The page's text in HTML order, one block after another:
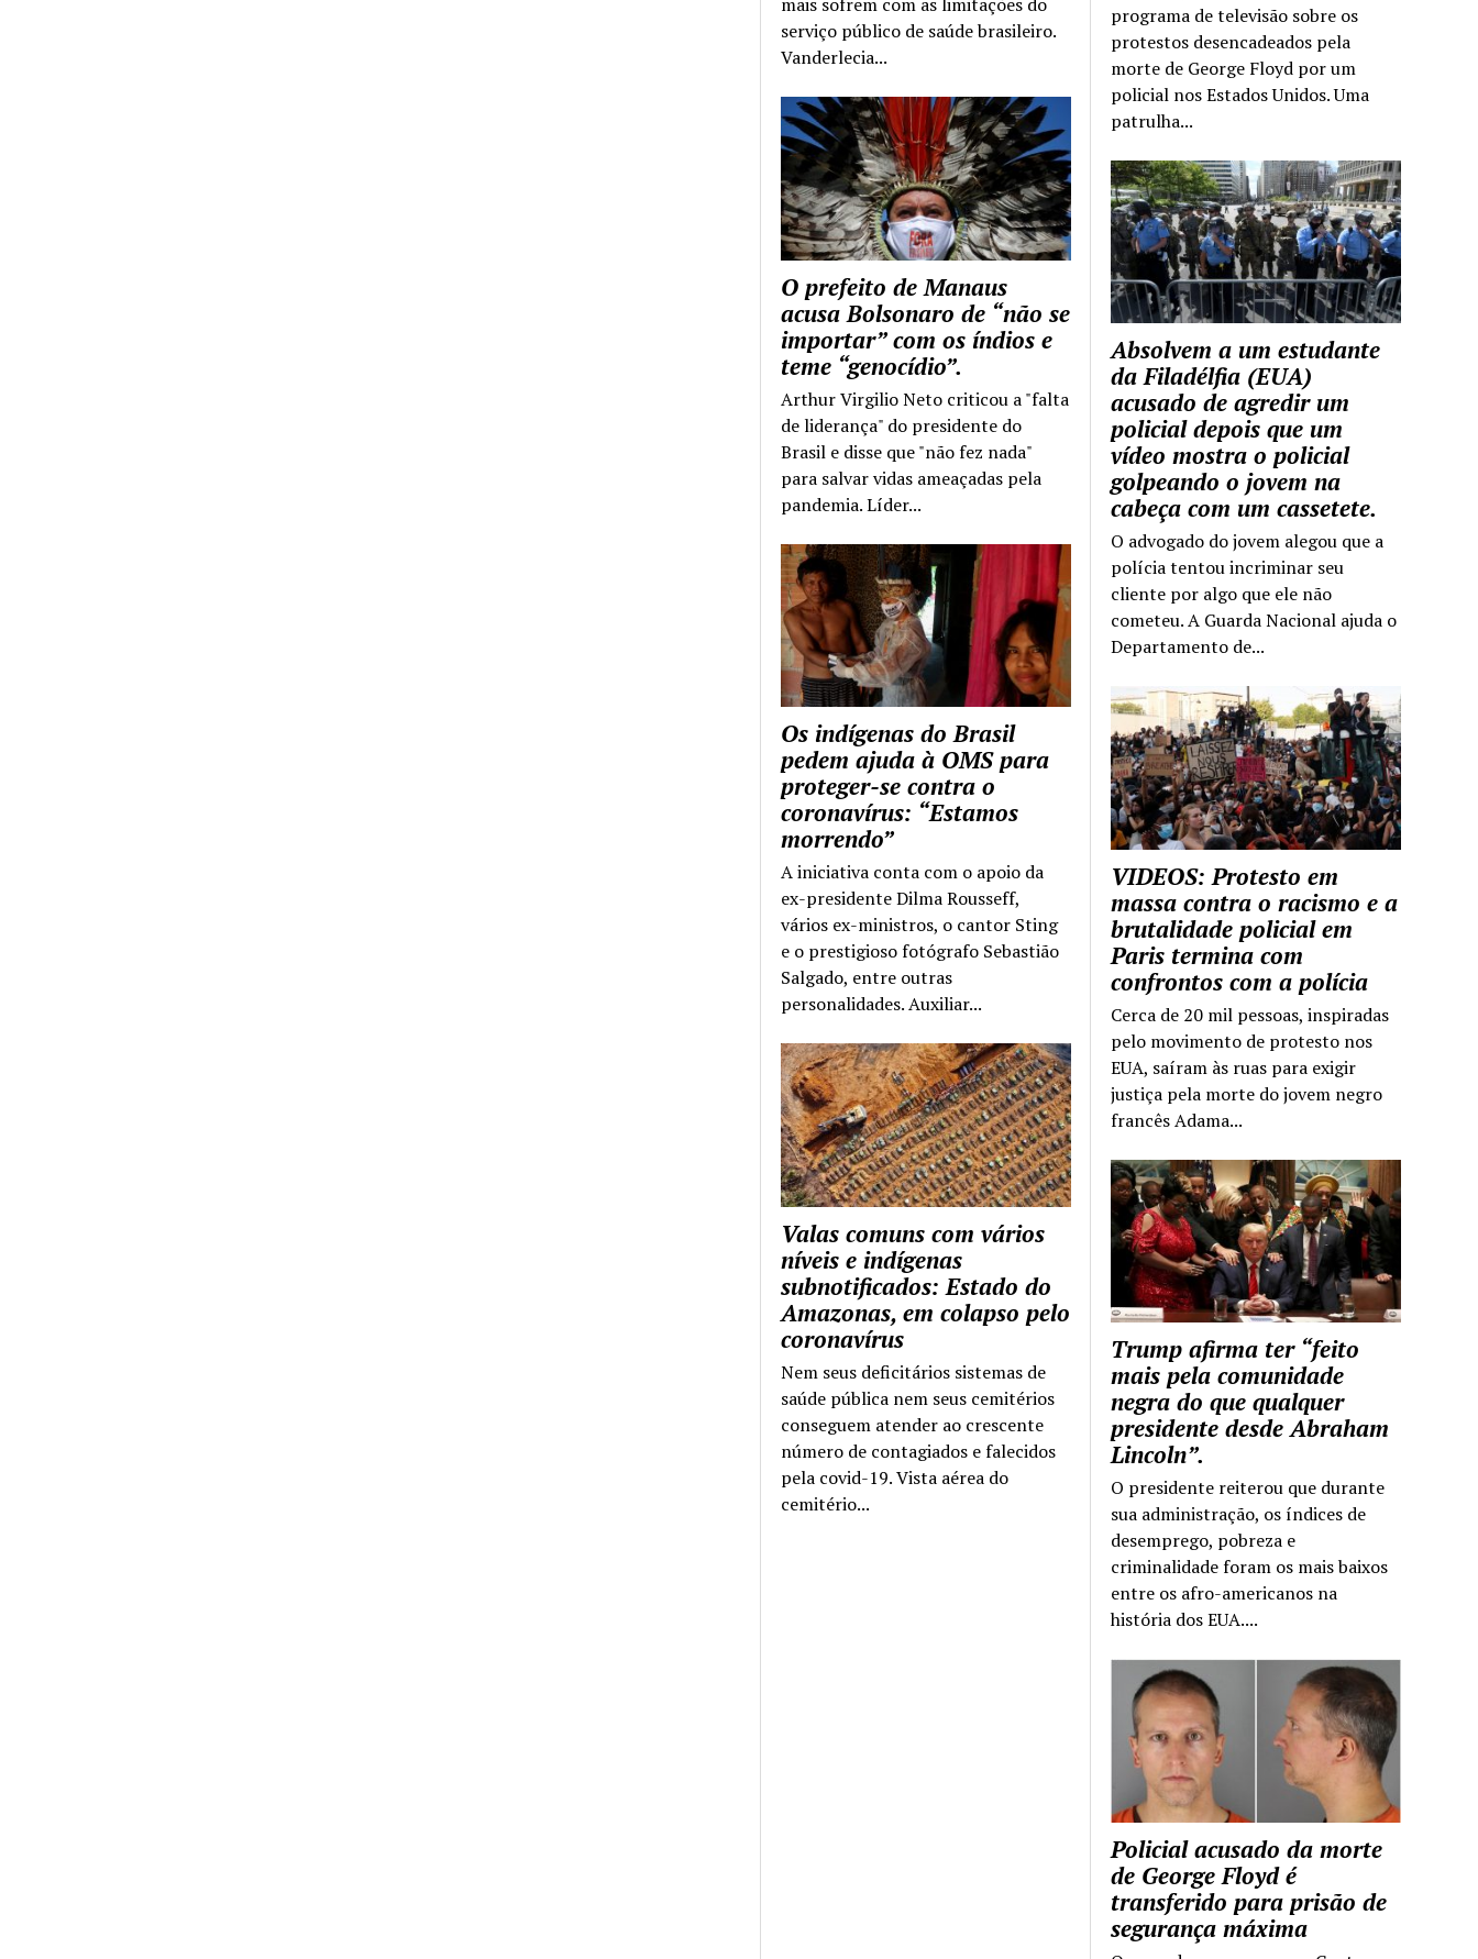
programa de televisão sobre os
protestos desencadeados pela
morte de George Floyd por um
policial nos Estados Unidos. Uma
patrulha...
Absolvem a um estudante
da Filadélfia (EUA)
acusado de agredir um
policial depois que um
vídeo mostra o policial
golpeando o jovem na
cabeça com um cassetete.
O advogado do jovem alegou que a
polícia tentou incriminar seu
cliente por algo que ele não
cometeu. A Guarda Nacional ajuda o
Departamento de...
VIDEOS: Protesto em
massa contra o racismo e a
brutalidade policial em
Paris termina com
confrontos com a polícia
Cerca de 20 mil pessoas, inspiradas
pelo movimento de protesto nos
EUA, saíram às ruas para exigir
justiça pela morte do jovem negro
francês Adama...
Trump afirma ter “feito
mais pela comunidade
negra do que qualquer
presidente desde Abraham
Lincoln”.
O presidente reiterou que durante
sua administração, os índices de
desemprego, pobreza e
criminalidade foram os mais baixos
entre os afro-americanos na
história dos EUA....
Policial acusado da morte
de George Floyd é
transferido para prisão de
segurança máxima
serviço público de saúde brasileiro.
Vanderlecia...
O prefeito de Manaus
acusa Bolsonaro de “não se
importar” com os índios e
teme “genocídio”.
Arthur Virgilio Neto criticou a "falta
de liderança" do presidente do
Brasil e disse que "não fez nada"
para salvar vidas ameaçadas pela
pandemia. Líder...
Os indígenas do Brasil
pedem ajuda à OMS para
proteger-se contra o
coronavírus: “Estamos
morrendo”
A iniciativa conta com o apoio da
ex-presidente Dilma Rousseff,
vários ex-ministros, o cantor Sting
e o prestigioso fotógrafo Sebastião
Salgado, entre outras
personalidades. Auxiliar...
Valas comuns com vários
níveis e indígenas
subnotificados: Estado do
Amazonas, em colapso pelo
coronavírus
Nem seus deficitários sistemas de
saúde pública nem seus cemitérios
conseguem atender ao crescente
número de contagiados e falecidos
pela covid-19. Vista aérea do
cemitério...